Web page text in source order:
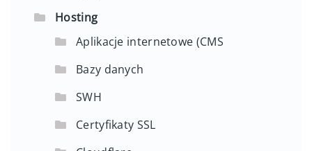
Hosting
Aplikacje internetowe (CMS
Bazy danych
SWH
Certyfikaty SSL